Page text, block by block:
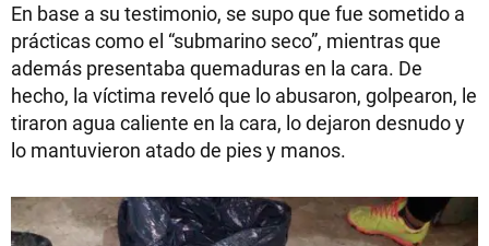
En base a su testimonio, se supo que fue sometido a
prácticas como el “submarino seco”, mientras que
además presentaba quemaduras en la cara. De
hecho, la víctima reveló que lo abusaron, golpearon, le
tiraron agua caliente en la cara, lo dejaron desnudo y
lo mantuvieron atado de pies y manos.